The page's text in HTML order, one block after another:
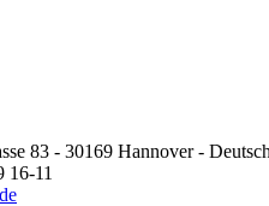
83 - 30169 Hannover -
16-11